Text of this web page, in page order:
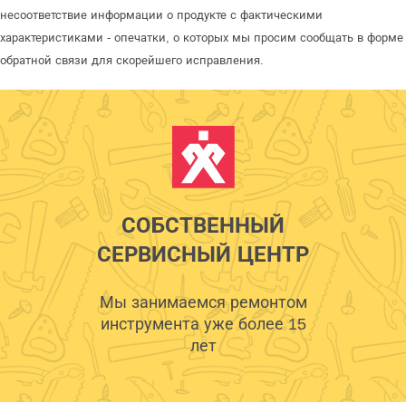
несоответствие информации о продукте с фактическими
характеристиками - опечатки, о которых мы просим сообщать в форме
обратной связи для скорейшего исправления.
СОБСТВЕННЫЙ
СЕРВИСНЫЙ ЦЕНТР
Мы занимаемся ремонтом
инструмента уже более 15
лет